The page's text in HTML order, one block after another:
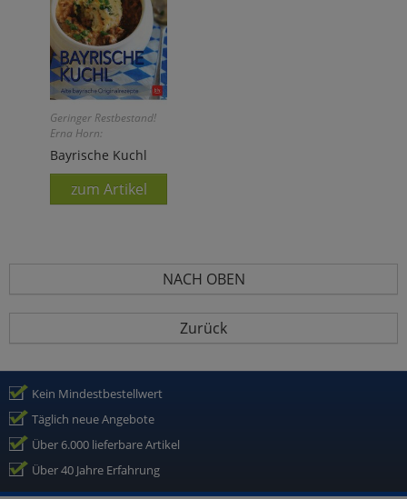
Geringer Restbestand!
Erna Horn:
Bayrische Kuchl
zum Artikel
NACH OBEN
Zurück
Kein Mindestbestellwert
Täglich neue Angebote
Über 6.000 lieferbare Artikel
Über 40 Jahre Erfahrung